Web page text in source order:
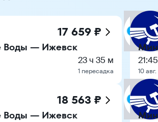
17 659 ₽
Воды — Ижевск
23 ч 35 м
1 пересадка
18 563 ₽
Воды — Ижевск
21:45
10